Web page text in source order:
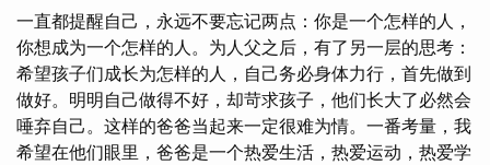
一直都提醒自己，永远不要忘记两点：你是一个怎样的人，
你想成为一个怎样的人。为人父之后，有了另一层的思考：
希望孩子们成长为怎样的人，自己务必身体力行，首先做到
做好。明明自己做得不好，却苛求孩子，他们长大了必然会
唾弃自己。这样的爸爸当起来一定很难为情。一番考量，我
希望在他们眼里，爸爸是一个热爱生活，热爱运动，热爱学